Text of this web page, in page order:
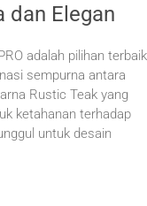
dan Elegan
adalah pilihan terbaik
sempurna antara
Rustic Teak yang
ketahanan terhadap
untuk desain